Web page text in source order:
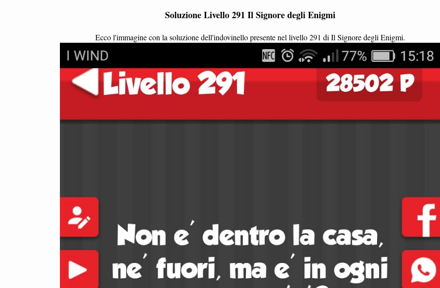
Soluzione Livello 291 Il Signore degli Enigmi
Ecco l'immagine con la soluzione dell'indovinello presente nel livello 291 di Il Signore degli Enigmi.